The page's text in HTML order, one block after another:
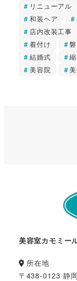
リニューアル
和装ヘア
店内改装工事
着付け
結婚式
美容院
美容室カモミー
所在地
〒438-0123 静